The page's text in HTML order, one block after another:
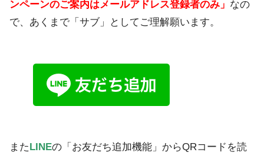
ンペーンのご案内はメールアドレス登録者のみ」 なの
で、あくまで「サブ」としてご理解願います。
またLINEの「お友だち追加機能」からQRコードを読